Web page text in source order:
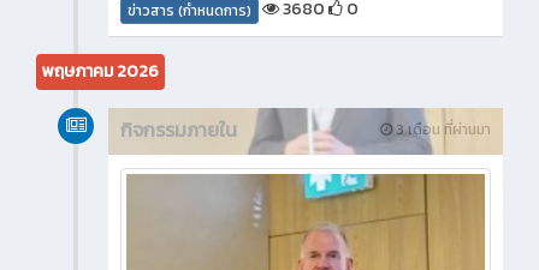
ข่าวสาร (กำหนดการ) 3680 0
พฤษภาคม 2026
3 เดือน ที่ผ่านมา
กิจกรรมภายใน